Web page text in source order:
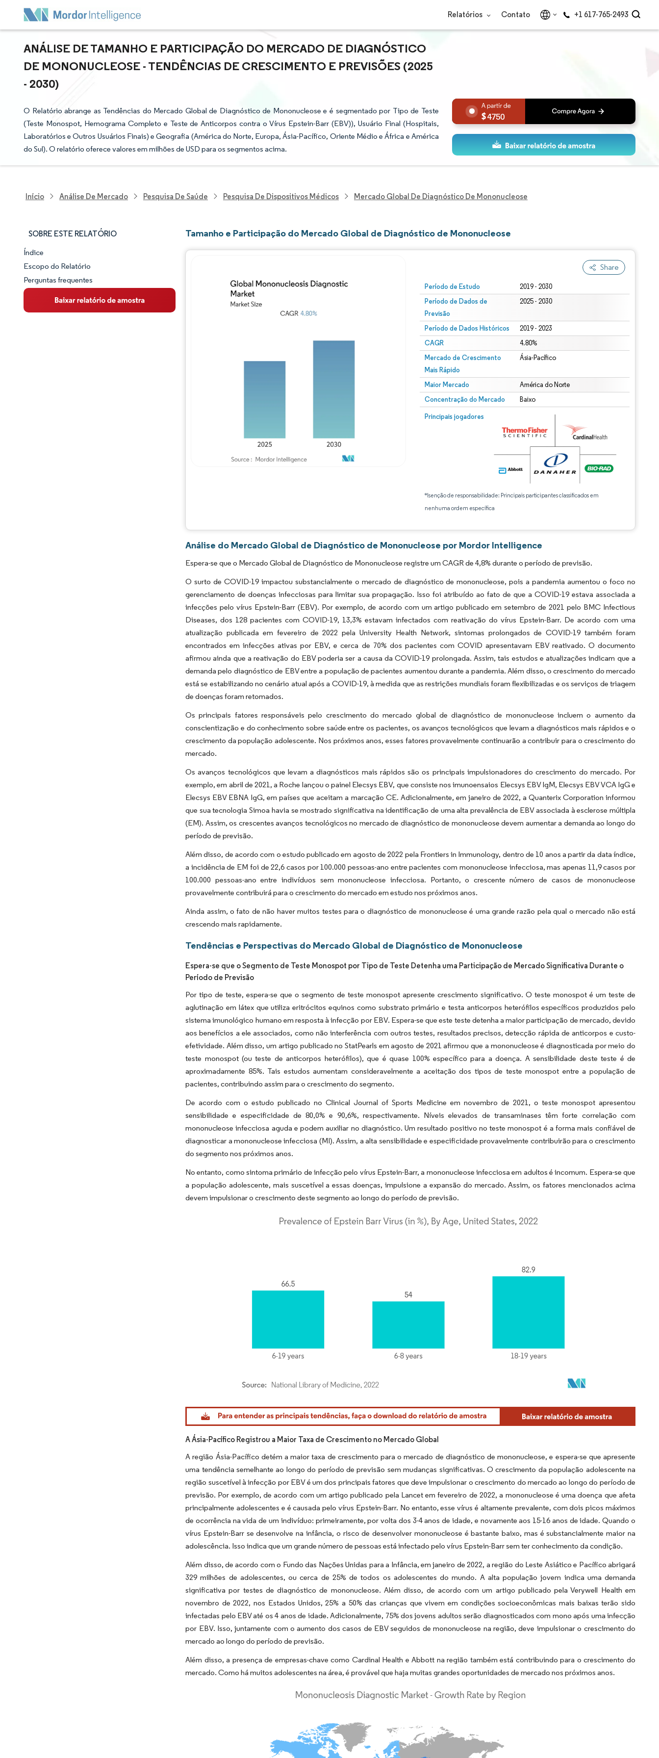
Relatórios Contato +1 617-765-2493
ANÁLISE DE TAMANHO E PARTICIPAÇÃO DO MERCADO DE DIAGNÓSTICO
DE MONONUCLEOSE - TENDÊNCIAS DE CRESCIMENTO E PREVISÕES (2025
- 2030)
O Relatório abrange as Tendências do Mercado Global de Diagnóstico de Mononucleose e é segmentado por Tipo de Teste
(Teste Monospot, Hemograma Completo e Teste de Anticorpos contra o Vírus Epstein-Barr (EBV)), Usuário Final (Hospitais,
Laboratórios e Outros Usuários Finais) e Geografia (América do Norte, Europa, Ásia-Pacífico, Oriente Médio e África e América
do Sul). O relatório oferece valores em milhões de USD para os segmentos acima.
4750
Início Análise De Mercado Pesquisa De Saúde Pesquisa De Dispositivos Médicos Mercado Global De Diagnóstico De Mononucleose
SOBRE ESTE RELATÓRIO
Panorama do Mercado
Visão Geral do Mercado
Principais Tendências de Mercado
Índice
Escopo do Relatório
Perguntas frequentes
Tamanho e Participação do Mercado Global de Diagnóstico de Mononucleose
Share
Período de Estudo 2019 - 2030
Período de Dados de
Previsão
2025 - 2030
Período de Dados Históricos 2019 - 2023
CAGR 4.80%
Mercado de Crescimento
Mais Rápido
Ásia-Pacífico
Maior Mercado América do Norte
Concentração do Mercado Baixo
Principais jogadores
*Isenção de responsabilidade: Principais participantes classificados em
nenhuma ordem específica
Análise do Mercado Global de Diagnóstico de Mononucleose por Mordor Intelligence
Espera-se que o Mercado Global de Diagnóstico de Mononucleose registre um CAGR de 4,8% durante o período de previsão.
O surto de COVID-19 impactou substancialmente o mercado de diagnóstico de mononucleose, pois a pandemia aumentou o foco no
gerenciamento de doenças infecciosas para limitar sua propagação. Isso foi atribuído ao fato de que a COVID-19 estava associada a
infecções pelo vírus Epstein-Barr (EBV). Por exemplo, de acordo com um artigo publicado em setembro de 2021 pelo BMC Infectious
Diseases, dos 128 pacientes com COVID-19, 13,3% estavam infectados com reativação do vírus Epstein-Barr. De acordo com uma
atualização publicada em fevereiro de 2022 pela University Health Network, sintomas prolongados de COVID-19 também foram
encontrados em infecções ativas por EBV, e cerca de 70% dos pacientes com COVID apresentavam EBV reativado. O documento
afirmou ainda que a reativação do EBV poderia ser a causa da COVID-19 prolongada. Assim, tais estudos e atualizações indicam que a
demanda pelo diagnóstico de EBV entre a população de pacientes aumentou durante a pandemia. Além disso, o crescimento do mercado
está se estabilizando no cenário atual após a COVID-19, à medida que as restrições mundiais foram flexibilizadas e os serviços de triagem
de doenças foram retomados.
Os principais fatores responsáveis pelo crescimento do mercado global de diagnóstico de mononucleose incluem o aumento da
conscientização e do conhecimento sobre saúde entre os pacientes, os avanços tecnológicos que levam a diagnósticos mais rápidos e o
crescimento da população adolescente. Nos próximos anos, esses fatores provavelmente continuarão a contribuir para o crescimento do
mercado.
Os avanços tecnológicos que levam a diagnósticos mais rápidos são os principais impulsionadores do crescimento do mercado. Por
exemplo, em abril de 2021, a Roche lançou o painel Elecsys EBV, que consiste nos imunoensaios Elecsys EBV IgM, Elecsys EBV VCA IgG e
Elecsys EBV EBNA IgG, em países que aceitam a marcação CE. Adicionalmente, em janeiro de 2022, a Quanterix Corporation informou
que sua tecnologia Simoa havia se mostrado significativa na identificação de uma alta prevalência de EBV associada à esclerose múltipla
(EM). Assim, os crescentes avanços tecnológicos no mercado de diagnóstico de mononucleose devem aumentar a demanda ao longo do
período de previsão.
Além disso, de acordo com o estudo publicado em agosto de 2022 pela Frontiers in Immunology, dentro de 10 anos a partir da data índice,
a incidência de EM foi de 22,6 casos por 100.000 pessoas-ano entre pacientes com mononucleose infecciosa, mas apenas 11,9 casos por
100.000 pessoas-ano entre indivíduos sem mononucleose infecciosa. Portanto, o crescente número de casos de mononucleose
provavelmente contribuirá para o crescimento do mercado em estudo nos próximos anos.
Ainda assim, o fato de não haver muitos testes para o diagnóstico de mononucleose é uma grande razão pela qual o mercado não está
crescendo mais rapidamente.
Tendências e Perspectivas do Mercado Global de Diagnóstico de Mononucleose
Espera-se que o Segmento de Teste Monospot por Tipo de Teste Detenha uma Participação de Mercado Significativa Durante o
Período de Previsão
Por tipo de teste, espera-se que o segmento de teste monospot apresente crescimento significativo. O teste monospot é um teste de
aglutinação em látex que utiliza eritrócitos equinos como substrato primário e testa anticorpos heterófilos específicos produzidos pelo
sistema imunológico humano em resposta à infecção por EBV. Espera-se que este teste detenha a maior participação de mercado, devido
aos benefícios a ele associados, como não interferência com outros testes, resultados precisos, detecção rápida de anticorpos e custo-
efetividade. Além disso, um artigo publicado no StatPearls em agosto de 2021 afirmou que a mononucleose é diagnosticada por meio do
teste monospot (ou teste de anticorpos heterófilos), que é quase 100% específico para a doença. A sensibilidade deste teste é de
aproximadamente 85%. Tais estudos aumentam consideravelmente a aceitação dos tipos de teste monospot entre a população de
pacientes, contribuindo assim para o crescimento do segmento.
De acordo com o estudo publicado no Clinical Journal of Sports Medicine em novembro de 2021, o teste monospot apresentou
sensibilidade e especificidade de 80,0% e 90,6%, respectivamente. Níveis elevados de transaminases têm forte correlação com
mononucleose infecciosa aguda e podem auxiliar no diagnóstico. Um resultado positivo no teste monospot é a forma mais confiável de
diagnosticar a mononucleose infecciosa (MI). Assim, a alta sensibilidade e especificidade provavelmente contribuirão para o crescimento
do segmento nos próximos anos.
No entanto, como sintoma primário de infecção pelo vírus Epstein-Barr, a mononucleose infecciosa em adultos é incomum. Espera-se que
a população adolescente, mais suscetível a essas doenças, impulsione a expansão do mercado. Assim, os fatores mencionados acima
devem impulsionar o crescimento deste segmento ao longo do período de previsão.
Imagem © Mordor Intelligence. O reuso requer atribuição conforme CC BY 4.0.
A Ásia-Pacífico Registrou a Maior Taxa de Crescimento no Mercado Global
A região Ásia-Pacífico detém a maior taxa de crescimento para o mercado de diagnóstico de mononucleose, e espera-se que apresente
uma tendência semelhante ao longo do período de previsão sem mudanças significativas. O crescimento da população adolescente na
região suscetível à infecção por EBV é um dos principais fatores que deve impulsionar o crescimento do mercado ao longo do período de
previsão. Por exemplo, de acordo com um artigo publicado pela Lancet em fevereiro de 2022, a mononucleose é uma doença que afeta
principalmente adolescentes e é causada pelo vírus Epstein-Barr. No entanto, esse vírus é altamente prevalente, com dois picos máximos
de ocorrência na vida de um indivíduo: primeiramente, por volta dos 3-4 anos de idade, e novamente aos 15-16 anos de idade. Quando o
vírus Epstein-Barr se desenvolve na infância, o risco de desenvolver mononucleose é bastante baixo, mas é substancialmente maior na
adolescência. Isso indica que um grande número de pessoas está infectado pelo vírus Epstein-Barr sem ter conhecimento da condição.
Além disso, de acordo com o Fundo das Nações Unidas para a Infância, em janeiro de 2022, a região do Leste Asiático e Pacífico abrigará
329 milhões de adolescentes, ou cerca de 25% de todos os adolescentes do mundo. A alta população jovem indica uma demanda
significativa por testes de diagnóstico de mononucleose. Além disso, de acordo com um artigo publicado pela Verywell Health em
novembro de 2022, nos Estados Unidos, 25% a 50% das crianças que vivem em condições socioeconômicas mais baixas terão sido
infectadas pelo EBV até os 4 anos de idade. Adicionalmente, 75% dos jovens adultos serão diagnosticados com mono após uma infecção
por EBV. Isso, juntamente com o aumento dos casos de EBV seguidos de mononucleose na região, deve impulsionar o crescimento do
mercado ao longo do período de previsão.
Além disso, a presença de empresas-chave como Cardinal Health e Abbott na região também está contribuindo para o crescimento do
mercado. Como há muitos adolescentes na área, é provável que haja muitas grandes oportunidades de mercado nos próximos anos.